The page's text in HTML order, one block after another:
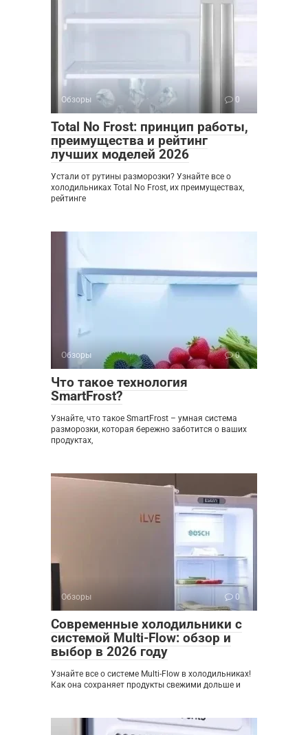
Обзоры 0
Total No Frost: принцип работы,
преимущества и рейтинг
лучших моделей 2026
Устали от рутины разморозки? Узнайте все о
холодильниках Total No Frost, их преимуществах,
рейтинге
Обзоры 0
Что такое технология
SmartFrost?
Узнайте, что такое SmartFrost – умная система
разморозки, которая бережно заботится о ваших
продуктах,
Обзоры 0
Современные холодильники с
системой Multi-Flow: обзор и
выбор в 2026 году
Узнайте все о системе Multi-Flow в холодильниках!
Как она сохраняет продукты свежими дольше и